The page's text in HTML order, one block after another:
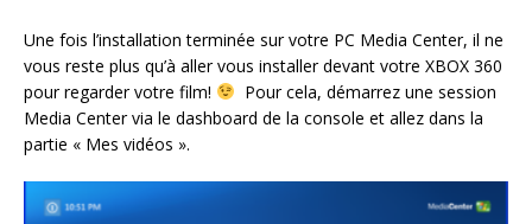
Une fois l’installation terminée sur votre PC Media Center, il ne
vous reste plus qu’à aller vous installer devant votre XBOX 360
pour regarder votre film!
Pour cela, démarrez une session
Media Center via le dashboard de la console et allez dans la
partie « Mes vidéos ».